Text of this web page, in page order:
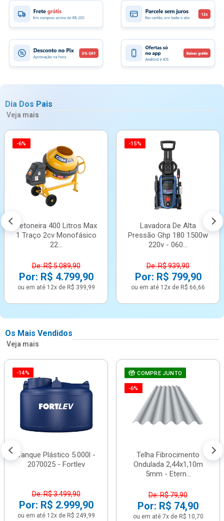
Dia Dos Pais
Veja mais
-6%
Betoneira 400 Litros Max
1 Traço 2cv Monofásico
22...
De: R$ 5.089,90
Por: R$ 4.799,90
ou em até 12x de R$ 399,99
-15%
Lavadora De Alta
Pressão Ghp 180 1500w
220v - 060...
De: R$ 939,90
Por: R$ 799,90
ou em até 12x de R$ 66,66
Os Mais Vendidos
Veja mais
-14%
Tanque Plástico 5.000l -
2070025 - Fortlev
De: R$ 3.499,90
Por: R$ 2.999,90
ou em até 12x de R$ 249,99
COMPRE JUNTO
-6%
Telha Fibrocimento
Ondulada 2,44x1,10m
5mm - Etern...
De: R$ 79,90
Por: R$ 74,90
ou em até 7x de R$ 10,70